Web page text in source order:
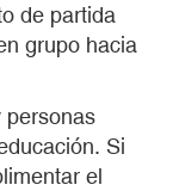
de partida
grupo hacia
personas
Si
el